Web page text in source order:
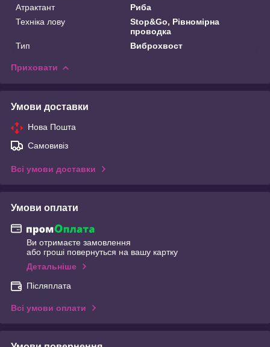
Атрактант
Риба
Техніка лову
Stop&Go, Рівномірна
проводка
Тип
Виброхвост
Приховати
Умови доставки
Нова Пошта
Самовивіз
Всі умови доставки
Умови оплати
Ви отримаєте замовлення
або гроші повернуться на вашу картку
Детальніше
Післяплата
Всі умови оплати